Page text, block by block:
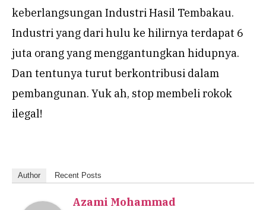
keberlangsungan Industri Hasil Tembakau.
Industri yang dari hulu ke hilirnya terdapat 6
juta orang yang menggantungkan hidupnya.
Dan tentunya turut berkontribusi dalam
pembangunan. Yuk ah, stop membeli rokok
ilegal!
Author Recent Posts
Azami Mohammad